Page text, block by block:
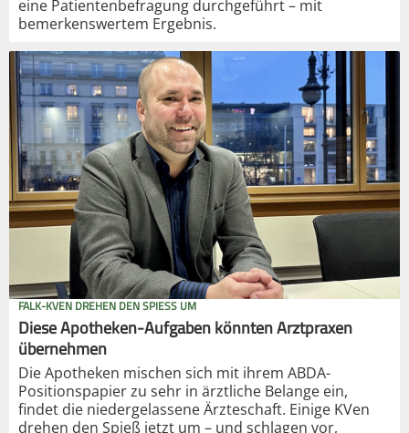
eine Patientenbefragung durchgeführt – mit
bemerkenswertem Ergebnis.
FALK-KVEN DREHEN DEN SPIESS UM
Diese Apotheken-Aufgaben könnten Arztpraxen
übernehmen
Die Apotheken mischen sich mit ihrem ABDA-
Positionspapier zu sehr in ärztliche Belange ein,
findet die niedergelassene Ärzteschaft. Einige KVen
drehen den Spieß jetzt um – und schlagen vor,